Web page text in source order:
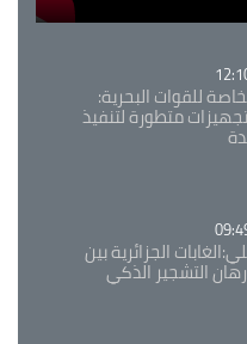
للقوات البحرية:
متطورة لتنفيذ
الجزائرية بين
التشجير الذكي